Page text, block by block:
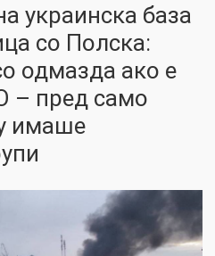
украинска база
со Полска:
одмазда ако е
– пред само
имаше